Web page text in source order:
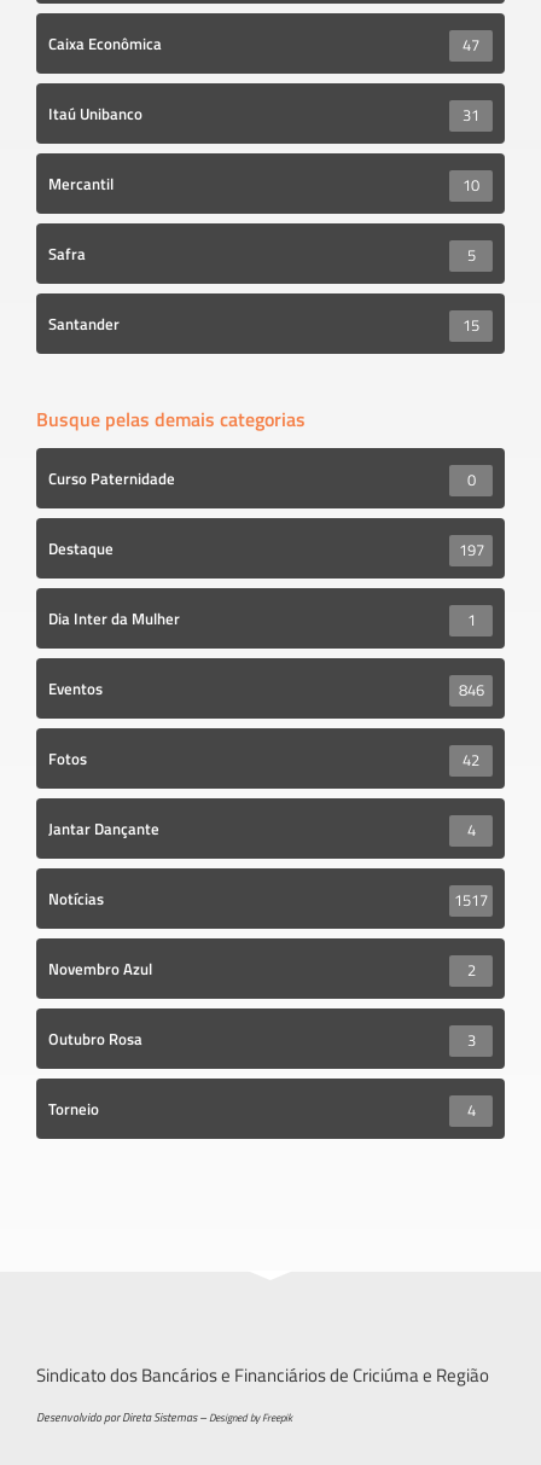
Caixa Econômica 47
Itaú Unibanco 31
Mercantil 10
Safra 5
Santander 15
Busque pelas demais categorias
Curso Paternidade 0
Destaque 197
Dia Inter da Mulher 1
Eventos 846
Fotos 42
Jantar Dançante 4
Notícias 1517
Novembro Azul 2
Outubro Rosa 3
Torneio 4
Sindicato dos Bancários e Financiários de Criciúma e Região
Desenvolvido por Direta Sistemas –Designed by Freepik